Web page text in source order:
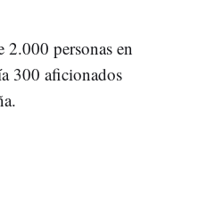
2.000 personas en
300 aficionados